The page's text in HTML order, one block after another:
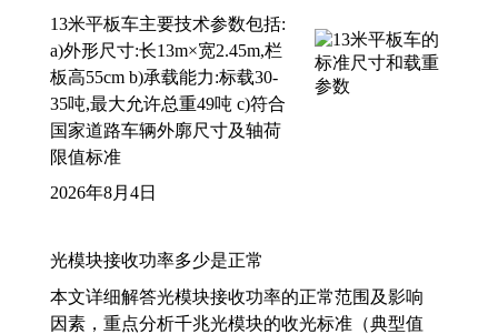
13米平板车主要技术参数包括:
a)外形尺寸:长13m×宽2.45m,栏
板高55cm b)承载能力:标载30-
35吨,最大允许总重49吨 c)符合
国家道路车辆外廓尺寸及轴荷
限值标准
2026年8月4日
光模块接收功率多少是正常
本文详细解答光模块接收功率的正常范围及影响
因素，重点分析千兆光模块的收光标准（典型值